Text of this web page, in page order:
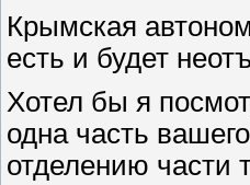
Крымская
есть и будет
Хотел бы я
одна часть
отделению части